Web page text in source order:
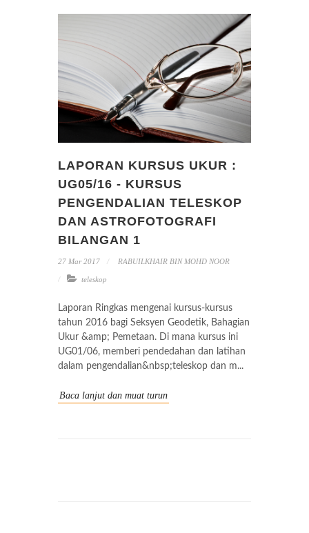
LAPORAN KURSUS UKUR :
UG05/16 - KURSUS
PENGENDALIAN TELESKOP
DAN ASTROFOTOGRAFI
BILANGAN 1
27 Mar 2017 RABUILKHAIR BIN MOHD NOOR
teleskop
Laporan Ringkas mengenai kursus-kursus
tahun 2016 bagi Seksyen Geodetik, Bahagian
Ukur &amp; Pemetaan. Di mana kursus ini
UG01/06, memberi pendedahan dan latihan
dalam pengendalian&nbsp;teleskop dan m...
Baca lanjut dan muat turun